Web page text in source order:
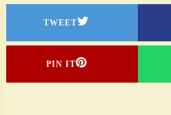
TWEET
PIN IT